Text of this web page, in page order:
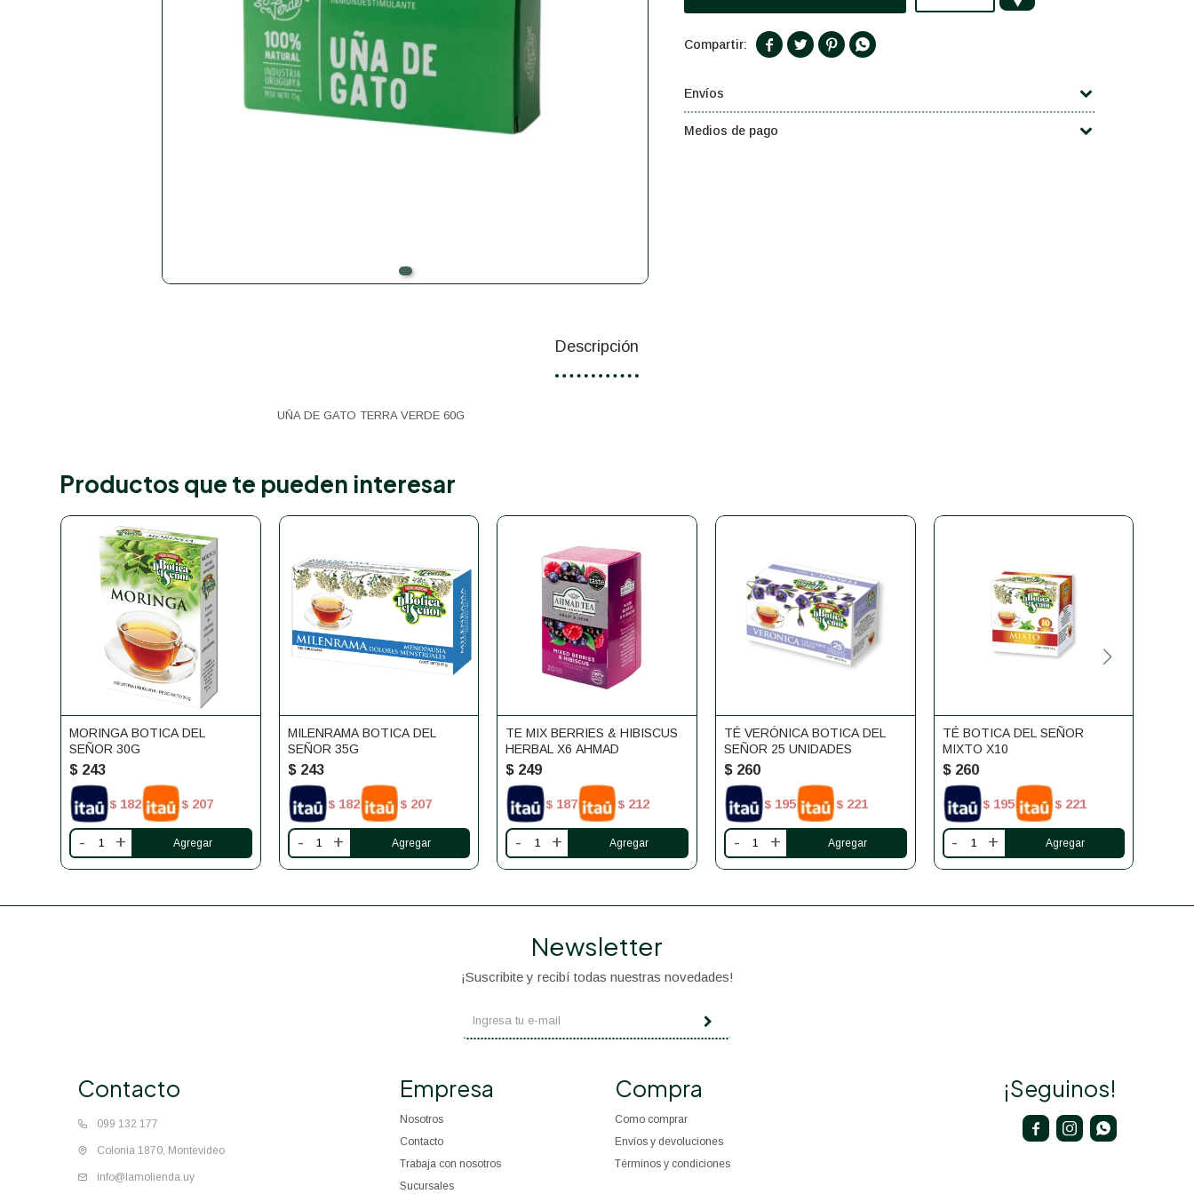
   
Envíos
Medios de pago
Descripción
UÑA DE GATO TERRA VERDE 60G
Productos que te pueden interesar
MORINGA BOTICA DEL
SEÑOR 30G
$ 243
$ 182 $ 207
- +
MILENRAMA BOTICA DEL
SEÑOR 35G
$ 243
$ 182 $ 207
- +
TE MIX BERRIES & HIBISCUS
HERBAL X6 AHMAD
$ 249
$ 187 $ 212
- +
TÉ VERÓNICA BOTICA DEL
SEÑOR 25 UNIDADES
$ 260
$ 195 $ 221
- +
TÉ BOTICA DEL SEÑOR
MIXTO X10
$ 260
$ 195 $ 221
- +
Contacto
099 132 177
Colonia 1870, Montevideo
info@lamolienda.uy
Empresa
Nosotros
Contacto
Trabaja con nosotros
Sucursales
Compra
Como comprar
Envíos y devoluciones
Términos y condiciones
Newsletter
¡Suscribite y recibí todas nuestras novedades!
¡Seguinos!
  